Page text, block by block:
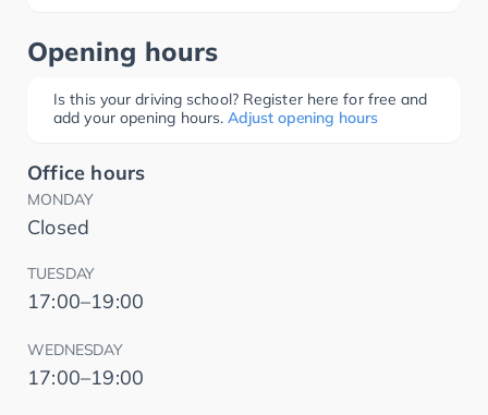
Opening hours
Is this your driving school? Register here for free and
add your opening hours. Adjust opening hours
Office hours
MONDAY
Closed
TUESDAY
17:00–19:00
WEDNESDAY
17:00–19:00